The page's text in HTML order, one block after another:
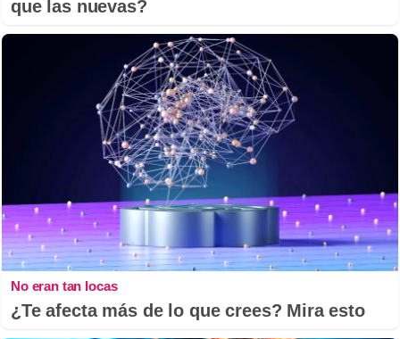
que las nuevas?
No eran tan locas
¿Te afecta más de lo que crees? Mira esto